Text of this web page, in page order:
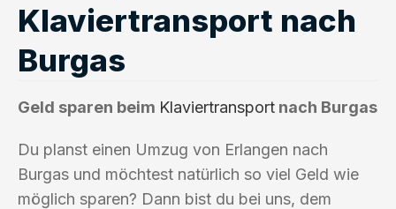
Klaviertransport nach
Burgas
Geld sparen beim Klaviertransport nach Burgas
Du planst einen Umzug von Erlangen nach
Burgas und möchtest natürlich so viel Geld wie
möglich sparen? Dann bist du bei uns, dem